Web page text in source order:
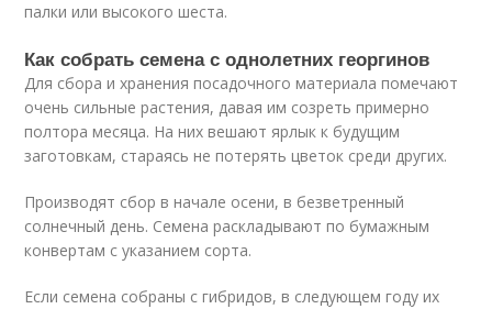
палки или высокого шеста.
Как собрать семена с однолетних георгинов
Для сбора и хранения посадочного материала помечают
очень сильные растения, давая им созреть примерно
полтора месяца. На них вешают ярлык к будущим
заготовкам, стараясь не потерять цветок среди других.
Производят сбор в начале осени, в безветренный
солнечный день. Семена раскладывают по бумажным
конвертам с указанием сорта.
Если семена собраны с гибридов, в следующем году их